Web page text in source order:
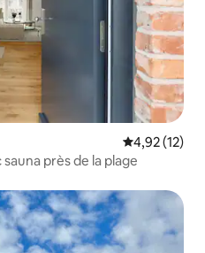
Évaluation
4,92 (12)
près de la plage